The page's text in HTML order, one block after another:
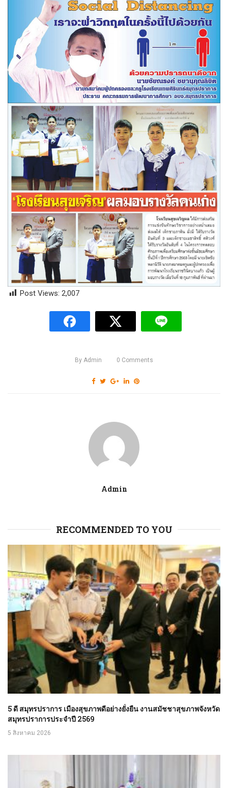
Post Views: 2,007
By Admin 0 Comments
Admin
RECOMMENDED TO YOU
5 ดี สมุทรปราการ เมืองสุขภาพดีอย่างยั่งยืน งานสมัชชาสุขภาพจังหวัด
สมุทรปราการประจำปี 2569
5 สิงหาคม 2026